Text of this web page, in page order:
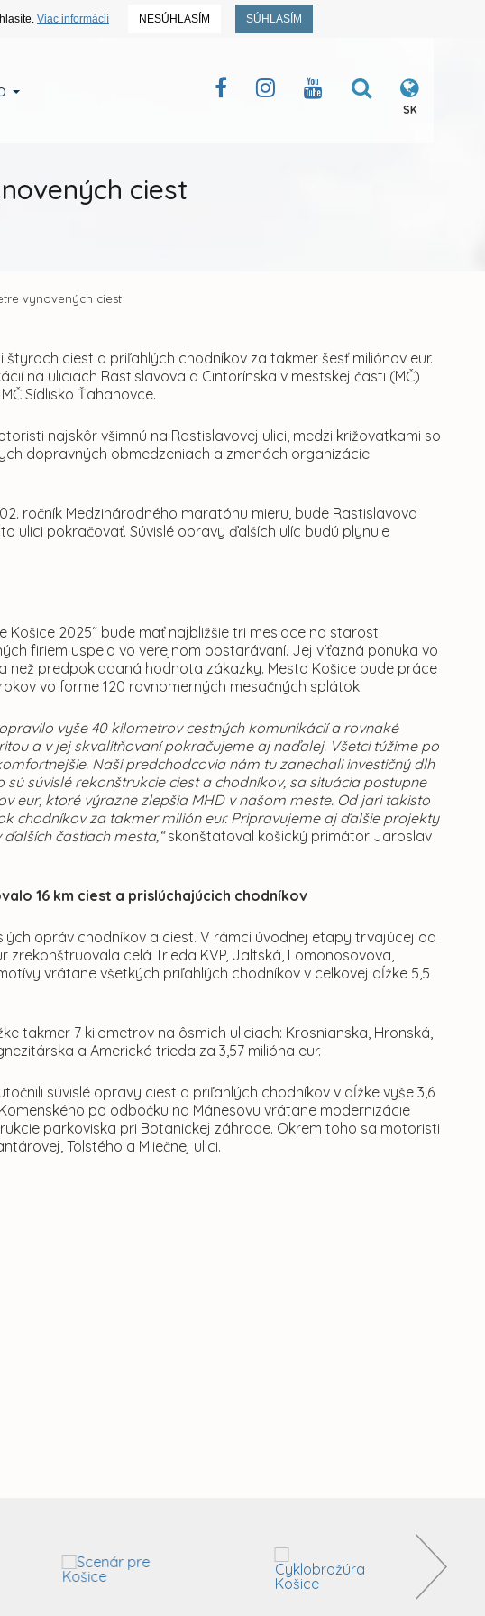
Viac informácií NESÚHLASÍM SÚHLASÍM
SK
ciest
vynovených ciest
ciest a priľahlých chodníkov za takmer šesť miliónov eur.
na uliciach Rastislavova a Cintorínska v mestskej časti (MČ)
Sídlisko Ťahanovce.
najskôr všimnú na Rastislavovej ulici, medzi križovatkami so
dopravných obmedzeniach a zmenách organizácie
ročník Medzinárodného maratónu mieru, bude Rastislavova
ulici pokračovať. Súvislé opravy ďalších ulíc budú plynule
2025“ bude mať najbližšie tri mesiace na starosti
firiem uspela vo verejnom obstarávaní. Jej víťazná ponuka vo
než predpokladaná hodnota zákazky. Mesto Košice bude práce
vo forme 120 rovnomerných mesačných splátok.
vyše 40 kilometrov cestných komunikácií a rovnaké
a v jej skvalitňovaní pokračujeme aj naďalej. Všetci túžime po
Naši predchodcovia nám tu zanechali investičný dlh
súvislé rekonštrukcie ciest a chodníkov, sa situácia postupne
eur, ktoré výrazne zlepšia MHD v našom meste. Od jari takisto
chodníkov za takmer milión eur. Pripravujeme aj ďalšie projekty
častiach mesta,“skonštatoval košický primátor Jaroslav
16 km ciest a prislúchajúcich chodníkov
opráv chodníkov a ciest. V rámci úvodnej etapy trvajúcej od
celá Trieda KVP, Jaltská, Lomonosovova,
vrátane všetkých priľahlých chodníkov v celkovej dĺžke 5,5
takmer 7 kilometrov na ôsmich uliciach: Krosnianska, Hronská,
a Americká trieda za 3,57 milióna eur.
súvislé opravy ciest a priľahlých chodníkov v dĺžke vyše 3,6
po odbočku na Mánesovu vrátane modernizácie
parkoviska pri Botanickej záhrade. Okrem toho sa motoristi
Tolstého a Mliečnej ulici.